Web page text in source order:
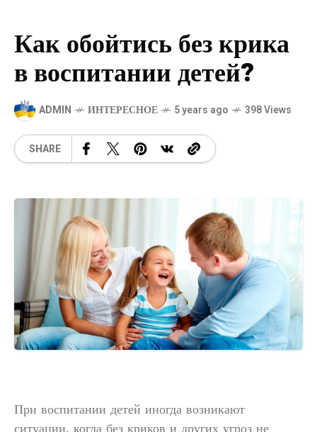
Как обойтись без крика
в воспитании детей?
ADMIN ИНТЕРЕСНОЕ 5 years ago 398 Views
SHARE
При воспитании детей иногда возникают
ситуации, когда без криков и других угроз не